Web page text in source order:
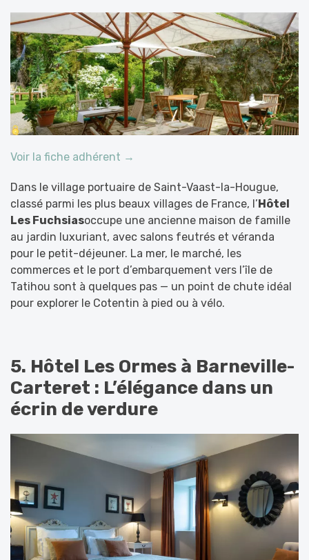
Voir la fiche adhérent →
Dans le village portuaire de Saint-Vaast-la-Hougue,
classé parmi les plus beaux villages de France, l’Hôtel
Les Fuchsiasoccupe une ancienne maison de famille
au jardin luxuriant, avec salons feutrés et véranda
pour le petit-déjeuner. La mer, le marché, les
commerces et le port d’embarquement vers l’île de
Tatihou sont à quelques pas — un point de chute idéal
pour explorer le Cotentin à pied ou à vélo.
5. Hôtel Les Ormes à Barneville-
Carteret : L’élégance dans un
écrin de verdure